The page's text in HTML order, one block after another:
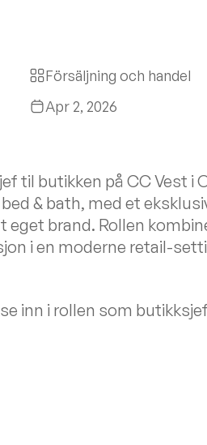
Försäljning och handel
Apr 2, 2026
til butikken på CC Vest i
& bath, med et
brand. Rollen
i en moderne retail-
inn i rollen som